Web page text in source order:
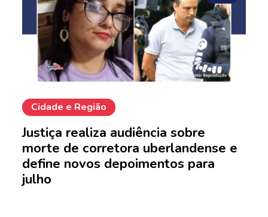
Cidade e Região
Justiça realiza audiência sobre
morte de corretora uberlandense e
define novos depoimentos para
julho